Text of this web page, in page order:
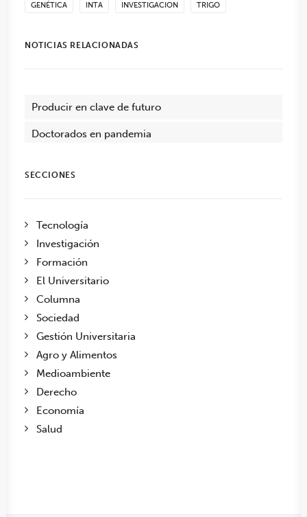
GENÉTICA INTA INVESTIGACION TRIGO
NOTICIAS RELACIONADAS
Producir en clave de futuro
Doctorados en pandemia
SECCIONES
Tecnología
Investigación
Formación
El Universitario
Columna
Sociedad
Gestión Universitaria
Agro y Alimentos
Medioambiente
Derecho
Economía
Salud